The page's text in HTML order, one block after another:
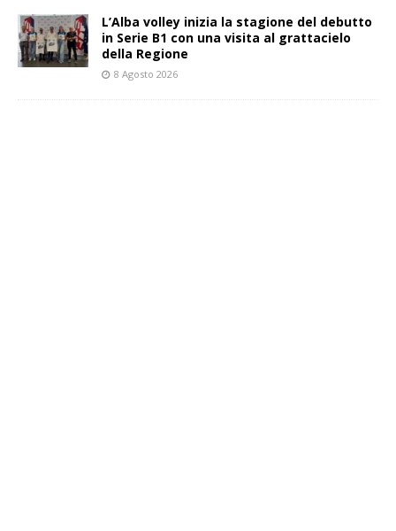
L’Alba volley inizia la stagione del debutto
in Serie B1 con una visita al grattacielo
della Regione
8 Agosto 2026